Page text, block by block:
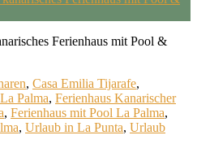
Ferienhaus mit Pool &
, Casa Emilia Tijarafe,
Palma, Ferienhaus Kanarischer
, Ferienhaus mit Pool La Palma,
, Urlaub in La Punta, Urlaub